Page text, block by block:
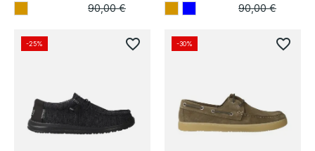
90,00 €
90,00 €
-25% favorite_border -30% favorite_border